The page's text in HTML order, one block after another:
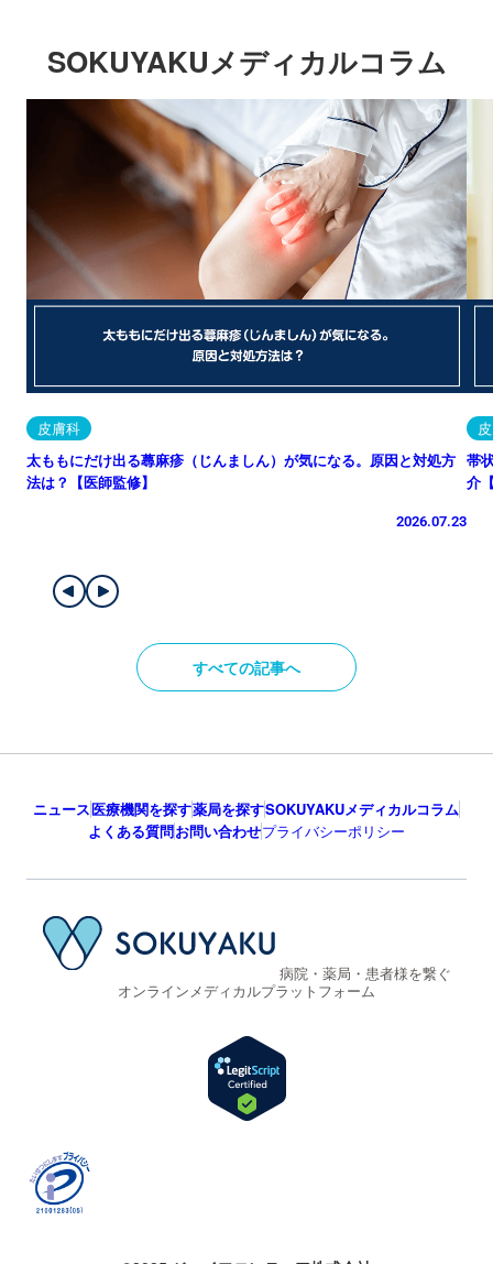
SOKUYAKUメディカルコラム
皮膚科
太ももにだけ出る蕁麻疹（じんましん）が気になる。原因と対処方
法は？【医師監修】
2026.07.23
帯
介
すべての記事へ
ニュース医療機関を探す薬局を探すSOKUYAKUメディカルコラム
よくある質問お問い合わせプライバシーポリシー
病院・薬局・患者様を繋ぐ
オンラインメディカルプラットフォーム